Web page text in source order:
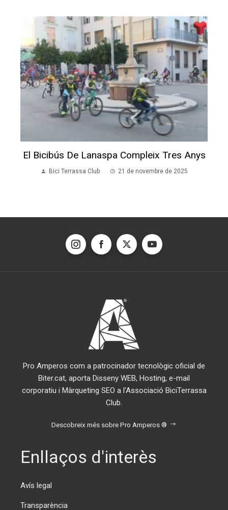
El Bicibús De Lanaspa Compleix Tres Anys
Bici Terrassa Club 21 de novembre de 2025
Pro Amperos com a patrocinador tecnològic oficial de
Biter.cat, aporta Disseny WEB, Hosting, e-mail
corporatiu i Màrqueting SEO a l'Associació BiciTerrassa
Club.
Descobreix més sobre Pro Amperos ®
Enllaços d'interès
Avís legal
Transparència